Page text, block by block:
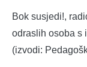
Bok susjedi!,
odraslih osoba s
(izvodi: